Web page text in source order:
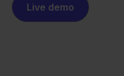
Live demo